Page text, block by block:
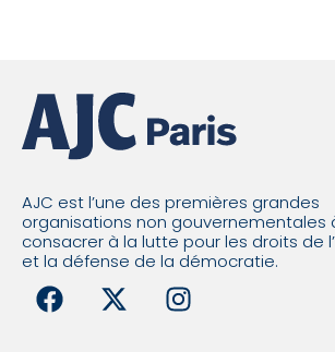
AJC est l’une des premières grandes
organisations non gouvernementales
consacrer à la lutte pour les droits de
et la défense de la démocratie.